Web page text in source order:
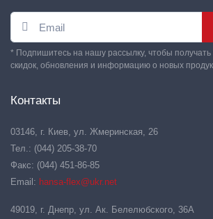
* Подпишитесь на нашу рассылку, чтобы
скидок, обновления и информацию о новых
Контакты
03146, г. Киев, ул. Жмеринская, 26
Тел.: (044) 205-38-70
Факс: (044) 451-86-85
Email: hansa-flex@ukr.net
49019, г. Днепр, ул. Ак. Белелюбского, 36А